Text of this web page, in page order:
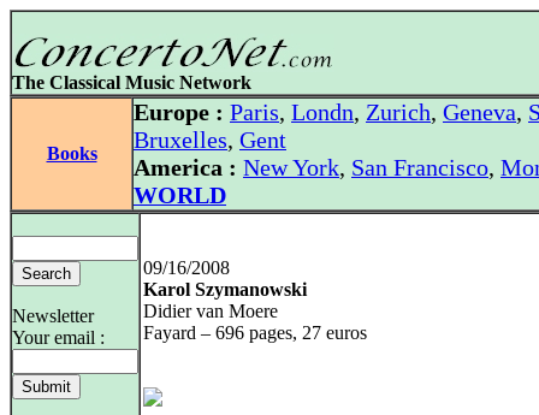
The Classical Music Network
Books
Europe : Paris, Londn, Zurich, Geneva,
Bruxelles, Gent
America : New York, San Francisco,
WORLD
Newsletter
Your email :
09/16/2008
Karol Szymanowski
Didier van Moere
Fayard – 696 pages, 27 euros